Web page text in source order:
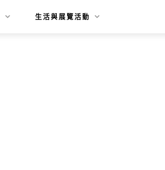
生活與展覽活動